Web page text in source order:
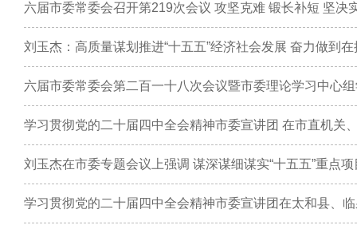
六届市委常委会召开第219次会议 攻坚克难 锻长补短 坚决
六届市委常委会第二百一十八次会议暨市委理论学习中心
学习贯彻党的二十届四中全会精神市委宣讲团在太和县、